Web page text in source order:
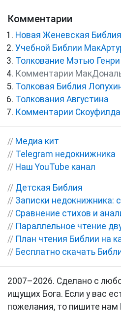
Комментарии
Новая Женевская Библия
Учебной Библии
Толкование Мэтью Генри
Комментарии
Толковая Библия
Толкования Августина
Комментарии Скоуфилда
// Медиа кит
// Telegram недокнижника
// Наш YouTube канал
// Детская Библия
// Записки недокнижника:
// Сравнение стихов и
// Параллельное чтение
// План чтения Библии на
// Бесплатно скачать
2007–2026. Сделано с
ищущих Бога. Если у вас
пожелания, то пишите нам